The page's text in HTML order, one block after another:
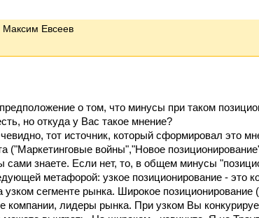
Максим Евсеев
о том, что минусы при таком
но откуда у Вас такое мнение?
тот источник, который сформировал это
("Маркетинговые войны","Новое
сами знаете. Если нет, то, в общем минусы
метафорой: узкое позиционирование - это
сегменте рынка. Широкое позиционирование
компании, лидеры рынка. При узком Вы